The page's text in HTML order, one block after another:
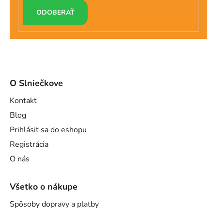
PRIHLÁSIŤ
SA
O Slniečkove
Kontakt
Blog
Prihlásiť sa do eshopu
Registrácia
O nás
Všetko o nákupe
Spôsoby dopravy a platby